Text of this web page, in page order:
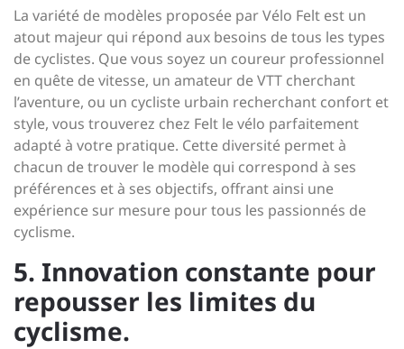
La variété de modèles proposée par Vélo Felt est un
atout majeur qui répond aux besoins de tous les types
de cyclistes. Que vous soyez un coureur professionnel
en quête de vitesse, un amateur de VTT cherchant
l’aventure, ou un cycliste urbain recherchant confort et
style, vous trouverez chez Felt le vélo parfaitement
adapté à votre pratique. Cette diversité permet à
chacun de trouver le modèle qui correspond à ses
préférences et à ses objectifs, offrant ainsi une
expérience sur mesure pour tous les passionnés de
cyclisme.
5. Innovation constante pour
repousser les limites du
cyclisme.